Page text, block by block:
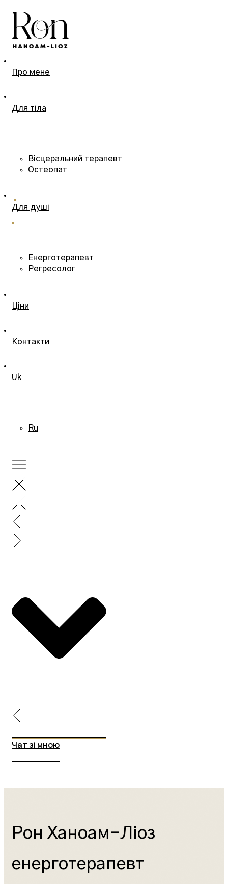
Про мене
Для тіла
Вісцеральний терапевт
Остеопат
Для душі
Енерготерапевт
Регресолог
Ціни
Контакти
Uk
Ru
Чат зі мною
Рон Ханоам-Ліоз
енерготерапевт